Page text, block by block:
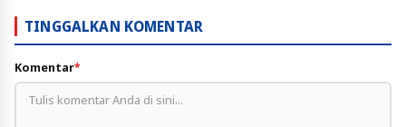
TINGGALKAN KOMENTAR
Komentar*